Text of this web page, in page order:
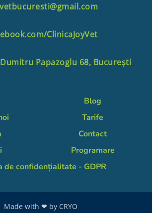
ClinicaJoyVet
Papazoglu 68, București
Blog
Tarife
Contact
Programare
de confidențialitate - GDPR
Made with ❤ by CRYO